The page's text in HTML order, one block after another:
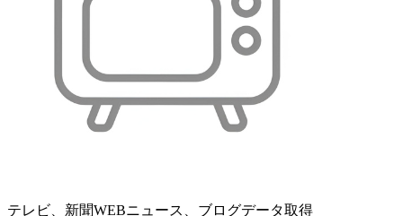
テレビ、新聞WEBニュース、ブログデータ取得